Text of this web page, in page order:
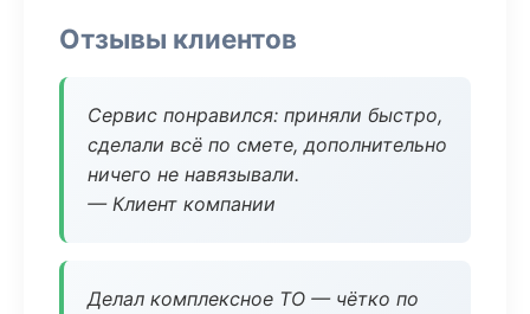
Отзывы клиентов
Сервис понравился: приняли быстро,
сделали всё по смете, дополнительно
ничего не навязывали.
— Клиент компании
Делал комплексное ТО — чётко по